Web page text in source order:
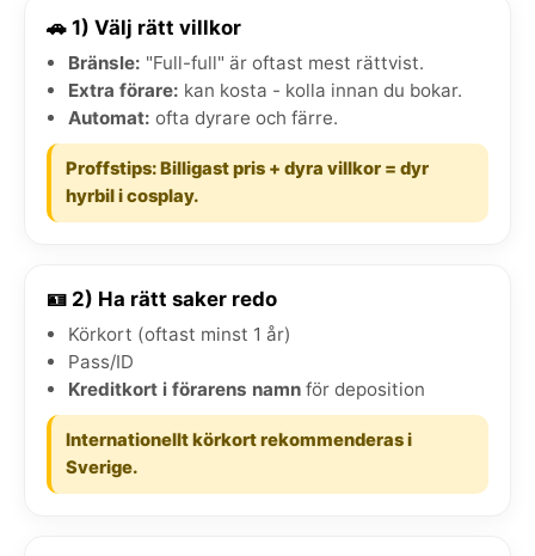
🚗 1) Välj rätt villkor
Bränsle: "Full-full" är oftast mest rättvist.
Extra förare: kan kosta - kolla innan du bokar.
Automat: ofta dyrare och färre.
Proffstips: Billigast pris + dyra villkor = dyr
hyrbil i cosplay.
🪪 2) Ha rätt saker redo
Körkort (oftast minst 1 år)
Pass/ID
Kreditkort i förarens namn för deposition
Internationellt körkort rekommenderas i
Sverige.